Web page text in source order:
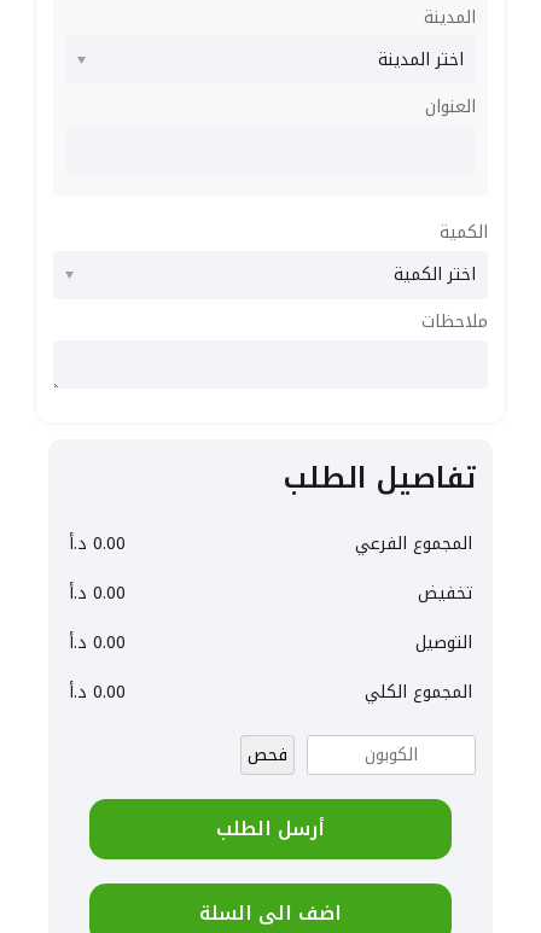
المدينة
العنوان
الكمية
ملاحظات
تفاصيل الطلب
المجموع الفرعي 0.00 د.أ
تخفيض
0.00 د.أ
التوصيل
0.00 د.أ
المجموع الكلي
0.00 د.أ
فحص
أرسل الطلب
اضف الى السلة